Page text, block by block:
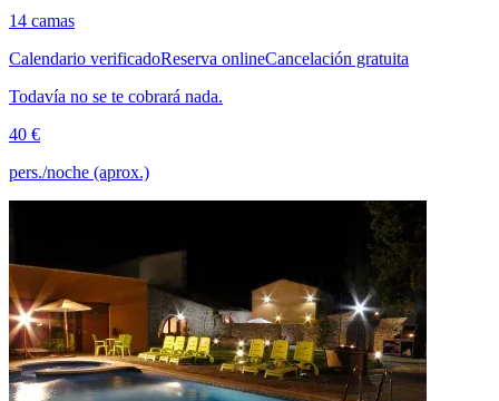
14 camas
Calendario verificadoReserva onlineCancelación gratuita
Todavía no se te cobrará nada.
40 €
pers./noche (aprox.)